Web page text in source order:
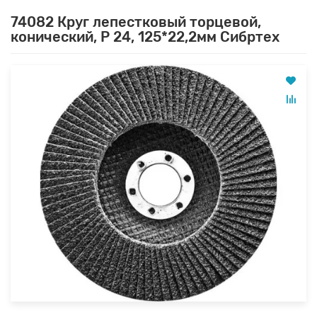
74082 Круг лепестковый торцевой,
конический, Р 24, 125*22,2мм Сибртех